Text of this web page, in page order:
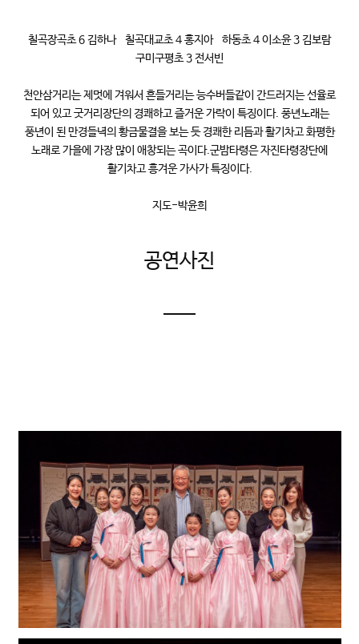
칠곡장곡초 6 김하나 칠곡대교초 4 홍지아 하동초 4 이소윤 3 김보람
구미구평초 3 전서빈
천안삼거리는 제멋에 겨워서 흔들거리는 능수버들같이 간드러지는 선율로
되어 있고 굿거리장단의 경쾌하고 즐거운 가락이 특징이다. 풍년노래는
풍년이 된 만경들녁의 황금물결을 보는 듯 경쾌한 리듬과 활기차고 화평한
노래로 가을에 가장 많이 애창되는 곡이다.군밤타령은 자진타령장단에
활기차고 흥겨운 가사가 특징이다.
지도-박윤희
공연사진